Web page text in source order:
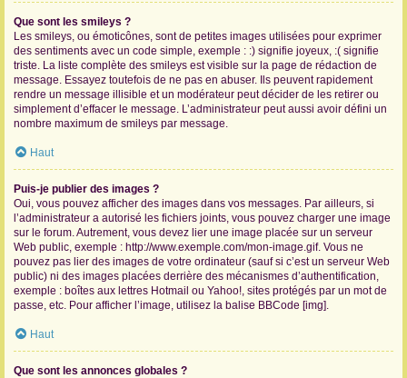
Que sont les smileys ?
Les smileys, ou émoticônes, sont de petites images utilisées pour exprimer
des sentiments avec un code simple, exemple : :) signifie joyeux, :( signifie
triste. La liste complète des smileys est visible sur la page de rédaction de
message. Essayez toutefois de ne pas en abuser. Ils peuvent rapidement
rendre un message illisible et un modérateur peut décider de les retirer ou
simplement d’effacer le message. L’administrateur peut aussi avoir défini un
nombre maximum de smileys par message.
Haut
Puis-je publier des images ?
Oui, vous pouvez afficher des images dans vos messages. Par ailleurs, si
l’administrateur a autorisé les fichiers joints, vous pouvez charger une image
sur le forum. Autrement, vous devez lier une image placée sur un serveur
Web public, exemple : http://www.exemple.com/mon-image.gif. Vous ne
pouvez pas lier des images de votre ordinateur (sauf si c’est un serveur Web
public) ni des images placées derrière des mécanismes d’authentification,
exemple : boîtes aux lettres Hotmail ou Yahoo!, sites protégés par un mot de
passe, etc. Pour afficher l’image, utilisez la balise BBCode [img].
Haut
Que sont les annonces globales ?